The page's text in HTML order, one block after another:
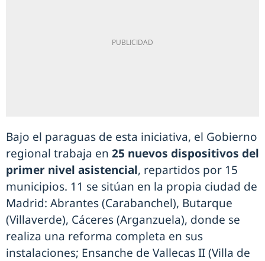
Bajo el paraguas de esta iniciativa, el Gobierno
regional trabaja en 25 nuevos dispositivos del
primer nivel asistencial, repartidos por 15
municipios. 11 se sitúan en la propia ciudad de
Madrid: Abrantes (Carabanchel), Butarque
(Villaverde), Cáceres (Arganzuela), donde se
realiza una reforma completa en sus
instalaciones; Ensanche de Vallecas II (Villa de